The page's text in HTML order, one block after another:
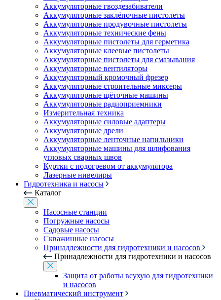
Аккумуляторные гвоздезабиватели
Аккумуляторные заклёпочные пистолеты
Аккумуляторные продувочные пистолеты
Аккумуляторные технические фены
Аккумуляторные пистолеты для герметика
Аккумуляторные клеевые пистолеты
Аккумуляторные пистолеты для смазывания
Аккумуляторные вентиляторы
Аккумуляторный кромочный фрезер
Аккумуляторные строительные миксеры
Аккумуляторные щёточные машины
Аккумуляторные радиоприемники
Измерительная техника
Аккумуляторные силовые адаптеры
Аккумуляторные дрели
Аккумуляторные ленточные напильники
Аккумуляторные машины для шлифования
угловых сварных швов
Куртки с подогревом от аккумулятора
Лазерные нивелиры
Гидротехника и насосы
Каталог
Насосные станции
Погружные насосы
Садовые насосы
Скважинные насосы
Принадлежности для гидротехники и насосов
Принадлежности для гидротехники и насосов
Защита от работы всухую для гидротехники
и насосов
Пневматический инструмент